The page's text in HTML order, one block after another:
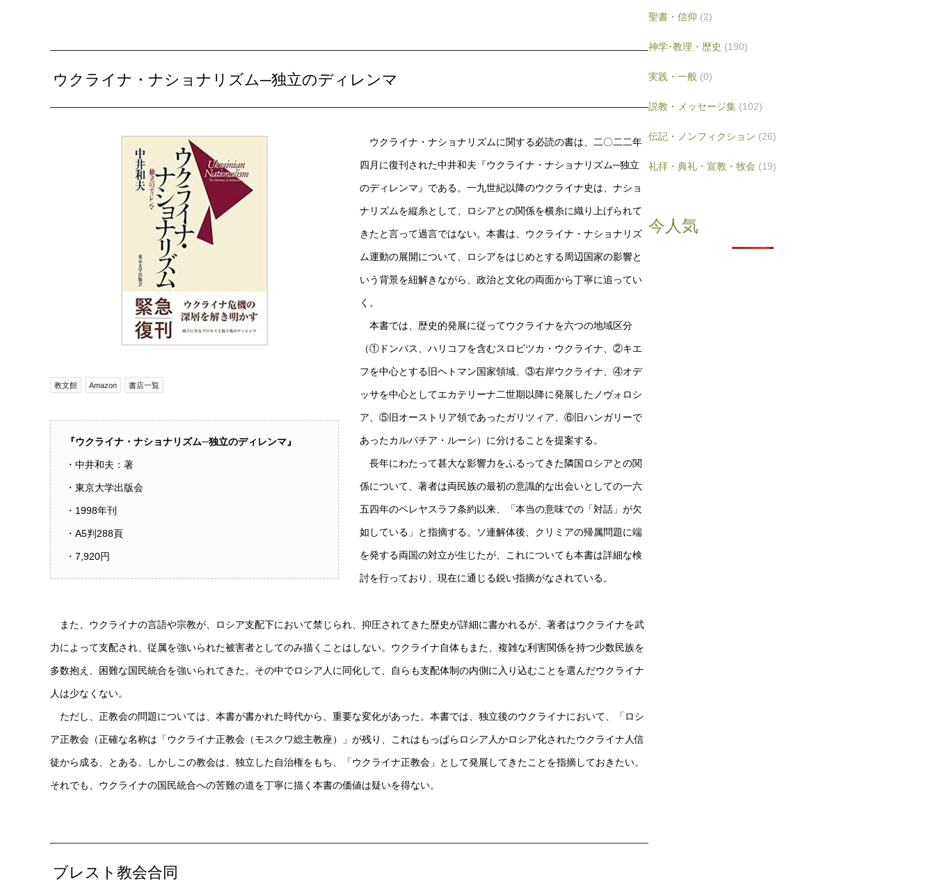
ウクライナ・ナショナリズム─独立のディレンマ
教文館 Amazon 書店一覧
『ウクライナ・ナショナリズム─独立のディレンマ』
・中井和夫：著
・東京大学出版会
・1998年刊
・A5判288頁
・7,920円
ウクライナ・ナショナリズムに関する必読の書は、二〇二二年
四月に復刊された中井和夫『ウクライナ・ナショナリズム─独立
のディレンマ』である。一九世紀以降のウクライナ史は、ナショ
ナリズムを縦糸として、ロシアとの関係を横糸に織り上げられて
きたと言って過言ではない。本書は、ウクライナ・ナショナリズ
ム運動の展開について、ロシアをはじめとする周辺国家の影響と
いう背景を紐解きながら、政治と文化の両面から丁寧に追ってい
く。
本書では、歴史的発展に従ってウクライナを六つの地域区分
（①ドンバス、ハリコフを含むスロビツカ・ウクライナ、②キエ
フを中心とする旧ヘトマン国家領域、③右岸ウクライナ、④オデ
ッサを中心としてエカテリーナ二世期以降に発展したノヴォロシ
ア、⑤旧オーストリア領であったガリツィア、⑥旧ハンガリーで
あったカルパチア・ルーシ）に分けることを提案する。
長年にわたって甚大な影響力をふるってきた隣国ロシアとの関
係について、著者は両民族の最初の意識的な出会いとしての一六
五四年のペレヤスラフ条約以来、「本当の意味での「対話」が欠
如している」と指摘する。ソ連解体後、クリミアの帰属問題に端
を発する両国の対立が生じたが、これについても本書は詳細な検
討を行っており、現在に通じる鋭い指摘がなされている。
また、ウクライナの言語や宗教が、ロシア支配下において禁じられ、抑圧されてきた歴史が詳細に書かれるが、著者はウクライナを武
力によって支配され、従属を強いられた被害者としてのみ描くことはしない。ウクライナ自体もまた、複雑な利害関係を持つ少数民族を
多数抱え、困難な国民統合を強いられてきた。その中でロシア人に同化して、自らも支配体制の内側に入り込むことを選んだウクライナ
人は少なくない。
ただし、正教会の問題については、本書が書かれた時代から、重要な変化があった。本書では、独立後のウクライナにおいて、「ロシ
ア正教会（正確な名称は「ウクライナ正教会（モスクワ総主教座）」が残り、これはもっぱらロシア人かロシア化されたウクライナ人信
徒から成る、とある。しかしこの教会は、独立した自治権をもち、「ウクライナ正教会」として発展してきたことを指摘しておきたい。
それでも、ウクライナの国民統合への苦難の道を丁寧に描く本書の価値は疑いを得ない。
ブレスト教会合同
聖書・信仰 (2)
神学･教理・歴史 (190)
実践・一般 (0)
説教・メッセージ集 (102)
伝記・ノンフィクション (26)
礼拝・典礼・宣教・牧会 (19)
今人気